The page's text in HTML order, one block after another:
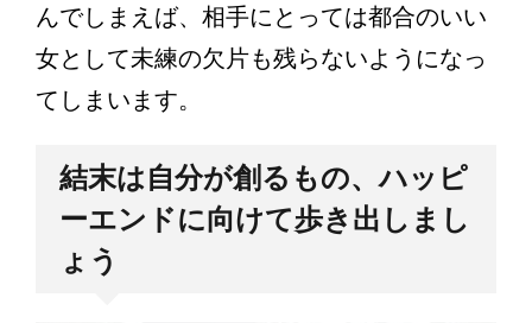
んでしまえば、相手にとっては都合のいい
女として未練の欠片も残らないようになっ
てしまいます。
結末は自分が創るもの、ハッピ
ーエンドに向けて歩き出しまし
ょう